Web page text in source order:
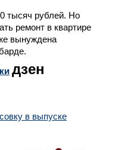
тысяч рублей. Но
ремонт в квартире
вынуждена
дзен
в выпуске